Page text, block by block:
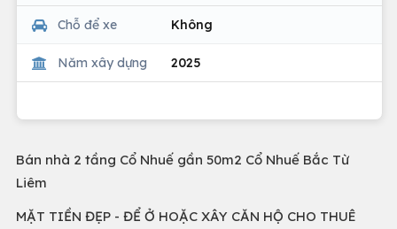
Chỗ để xe Không
Năm xây dựng 2025
Bán nhà 2 tầng Cổ Nhuế gần 50m2 Cổ Nhuế Bắc Từ
Liêm
MẶT TIỀN ĐẸP - ĐỂ Ở HOẶC XÂY CĂN HỘ CHO THUÊ